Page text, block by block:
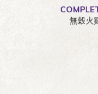
無穀火